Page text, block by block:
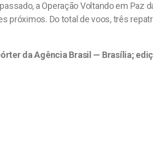
a Operação Voltando em Paz
próximos. Do total de voos, três
da Agência Brasil — Brasília;